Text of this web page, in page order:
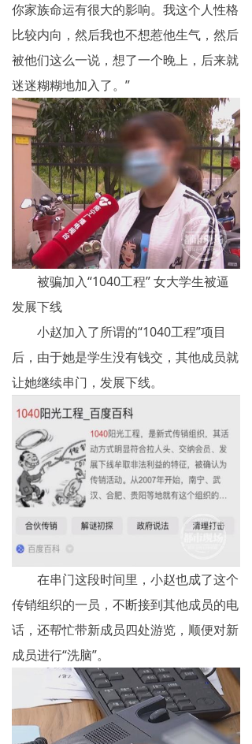
你家族命运有很大的影响。我这个人性格
比较内向，然后我也不想惹他生气，然后
被他们这么一说，想了一个晚上，后来就
迷迷糊糊地加入了。”
被骗加入“1040工程” 女大学生被逼
发展下线
小赵加入了所谓的“1040工程”项目
后，由于她是学生没有钱交，其他成员就
让她继续串门，发展下线。
在串门这段时间里，小赵也成了这个
传销组织的一员，不断接到其他成员的电
话，还帮忙带新成员四处游览，顺便对新
成员进行“洗脑”。